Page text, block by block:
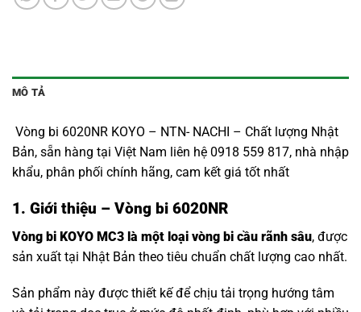
MÔ TẢ
Vòng bi 6020NR KOYO – NTN- NACHI – Chất lượng Nhật
Bản, sẵn hàng tại Việt Nam liên hệ 0918 559 817, nhà nhập
khẩu, phân phối chính hãng, cam kết giá tốt nhất
1. Giới thiệu – Vòng bi 6020NR
Vòng bi KOYO MC3 là một loại vòng bi cầu rãnh sâu, được
sản xuất tại Nhật Bản theo tiêu chuẩn chất lượng cao nhất.
Sản phẩm này được thiết kế để chịu tải trọng hướng tâm